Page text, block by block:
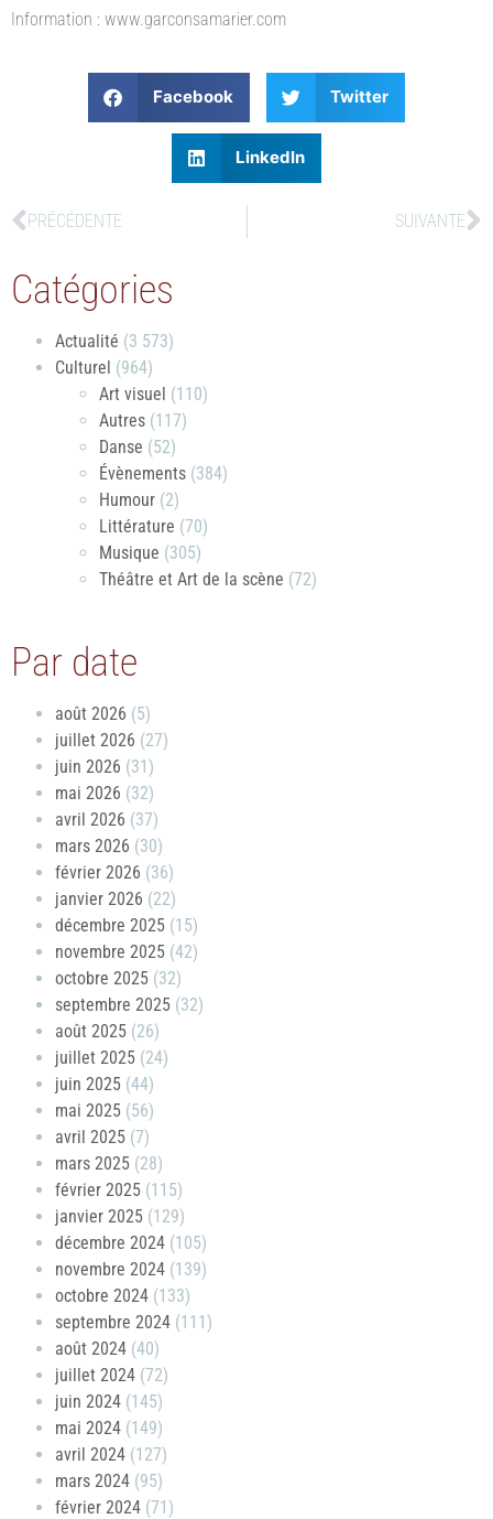
Information : www.garconsamarier.com
Facebook Twitter
LinkedIn
PRÉCÉDENTE SUIVANTE
Catégories
Actualité (3 573)
Culturel (964)
Art visuel (110)
Autres (117)
Danse (52)
Évènements (384)
Humour (2)
Littérature (70)
Musique (305)
Théâtre et Art de la scène (72)
Par date
août 2026 (5)
juillet 2026 (27)
juin 2026 (31)
mai 2026 (32)
avril 2026 (37)
mars 2026 (30)
février 2026 (36)
janvier 2026 (22)
décembre 2025 (15)
novembre 2025 (42)
octobre 2025 (32)
septembre 2025 (32)
août 2025 (26)
juillet 2025 (24)
juin 2025 (44)
mai 2025 (56)
avril 2025 (7)
mars 2025 (28)
février 2025 (115)
janvier 2025 (129)
décembre 2024 (105)
novembre 2024 (139)
octobre 2024 (133)
septembre 2024 (111)
août 2024 (40)
juillet 2024 (72)
juin 2024 (145)
mai 2024 (149)
avril 2024 (127)
mars 2024 (95)
février 2024 (71)